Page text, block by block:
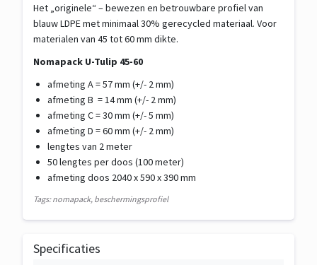
Het „originele“ – bewezen en betrouwbare profiel van
blauw LDPE met minimaal 30% gerecycled materiaal. Voor
materialen van 45 tot 60 mm dikte.
Nomapack U-Tulip 45-60
afmeting A = 57 mm (+/- 2 mm)
afmeting B = 14 mm (+/- 2 mm)
afmeting C = 30 mm (+/- 5 mm)
afmeting D = 60 mm (+/- 2 mm)
lengtes van 2 meter
50 lengtes per doos (100 meter)
afmeting doos 2040 x 590 x 390 mm
Tags: nomapack, beschermingsprofiel
Specificaties